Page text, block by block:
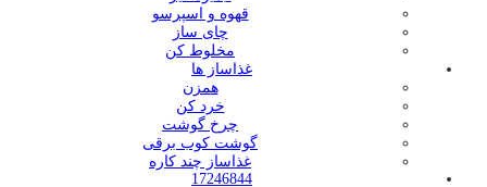
قهوه و اسپرسو
چای ساز
مخلوط کن
غذاساز ها
همزن
خرد کن
چرخ گوشت
گوشت کوب برقی
غذاساز چند کاره
17246844